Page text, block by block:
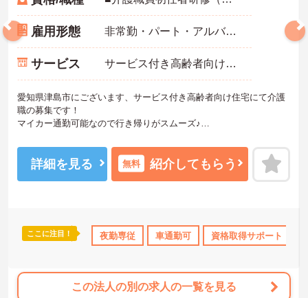
取得サポート 研修制度あり 社会保険完備 交通費支給
雇用形態 非常勤・パート・アルバイト
サービス サービス付き高齢者向け住宅（サ高住）
愛知県津島市にございます、サービス付き高齢者向け住宅にて介護
職の募集です！
マイカー通勤可能なので行き帰りがスムーズ♪
にしながら働いていただけます◎
ご興味のある方は、マイナビ介護職までお問い合わせください。
詳細を見る 無料 紹介してもらう
ここに注目！ 夜勤専従 車通勤可 資格取得サポート
この法人の別の求人の一覧を見る